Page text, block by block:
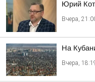
Юрий
Вчера,
На
Вчера,